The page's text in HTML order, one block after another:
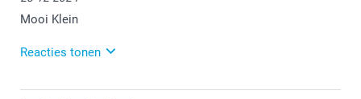
Mooi Klein
Reacties tonen
31-12-2024